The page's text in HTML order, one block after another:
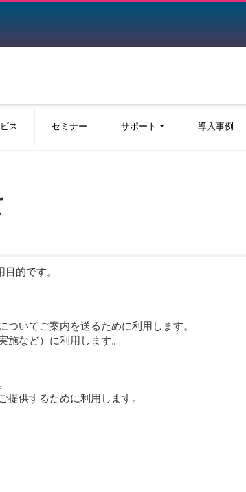
ス セミナー サポート 導入事例
的です。
いてご案内を送るために利用します。
など）に利用します。
供するために利用します。